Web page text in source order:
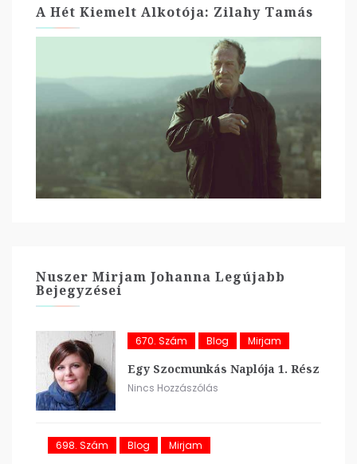
A Hét Kiemelt Alkotója: Zilahy Tamás
Nuszer Mirjam Johanna Legújabb
Bejegyzései
670. Szám Blog Mirjam
Egy Szocmunkás Naplója 1. Rész
Nincs Hozzászólás
698. Szám Blog Mirjam